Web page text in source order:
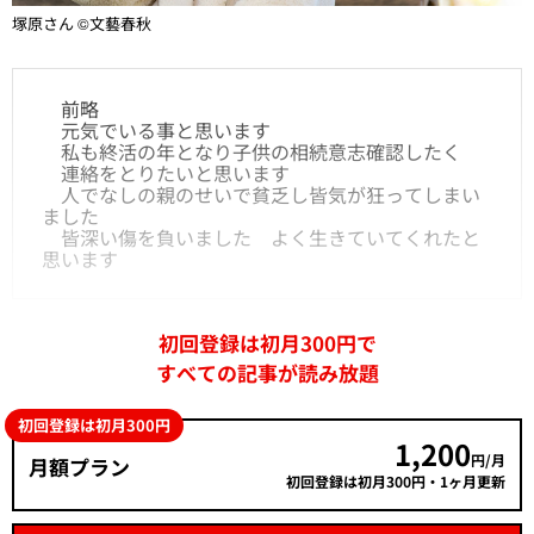
塚原さん ©文藝春秋
前略
元気でいる事と思います
私も終活の年となり子供の相続意志確認したく
連絡をとりたいと思います
人でなしの親のせいで貧乏し皆気が狂ってしまい
ました
皆深い傷を負いました よく生きていてくれたと
思います
初回登録は初月300円で
すべての記事が読み放題
初回登録は初月300円
月額プラン 1,200円/月
初回登録は初月300円・1ヶ月更新